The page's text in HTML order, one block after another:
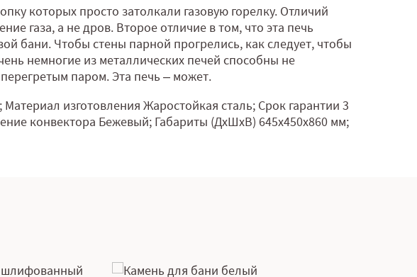
которых просто затолкали газовую горелку. Отличий
газа, а не дров. Второе отличие в том, что эта печь
бани. Чтобы стены парной прогрелись, как следует, чтобы
немногие из металлических печей способны не
паром. Эта печь – может.
изготовления Жаростойкая сталь; Срок гарантии 3
конвектора Бежевый; Габариты (ДхШхВ) 645х450х860 мм;